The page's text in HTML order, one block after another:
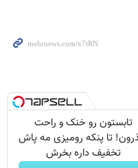
تابستون رو خنک و راحت
تا پنکه رومیزی مه پاش
تخفیف داره بخرش